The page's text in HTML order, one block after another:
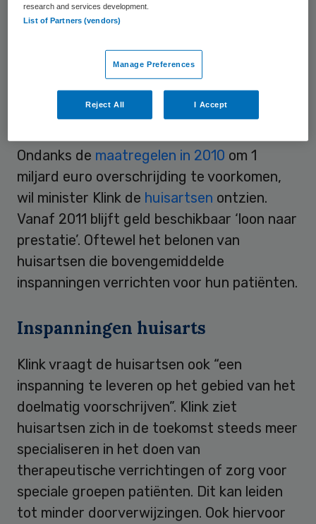
verpleegkundigen, diëtisten en
bijdrage leveren aan het verbeteren van de
zorg voor chronisch zieken.”
Maatregelen 2010
Ondanks de maatregelen in 2010 om 1
miljard euro overschrijding te voorkomen,
wil minister Klink de huisartsen ontzien.
Vanaf 2011 blijft geld beschikbaar ‘loon naar
prestatie’. Oftewel het belonen van
huisartsen die bovengemiddelde
inspanningen verrichten voor hun patiënten.
Inspanningen huisarts
Klink vraagt de huisartsen ook “een
inspanning te leveren op het gebied van het
doelmatig voorschrijven”. Klink ziet
huisartsen zich in de toekomst steeds meer
specialiseren in het doen van
therapeutische verrichtingen of zorg voor
speciale groepen patiënten. Dit kan leiden
tot minder doorverwijzingen. Ook hiervoor
research and services development.
List of Partners (vendors)
Manage Preferences
Reject All I Accept